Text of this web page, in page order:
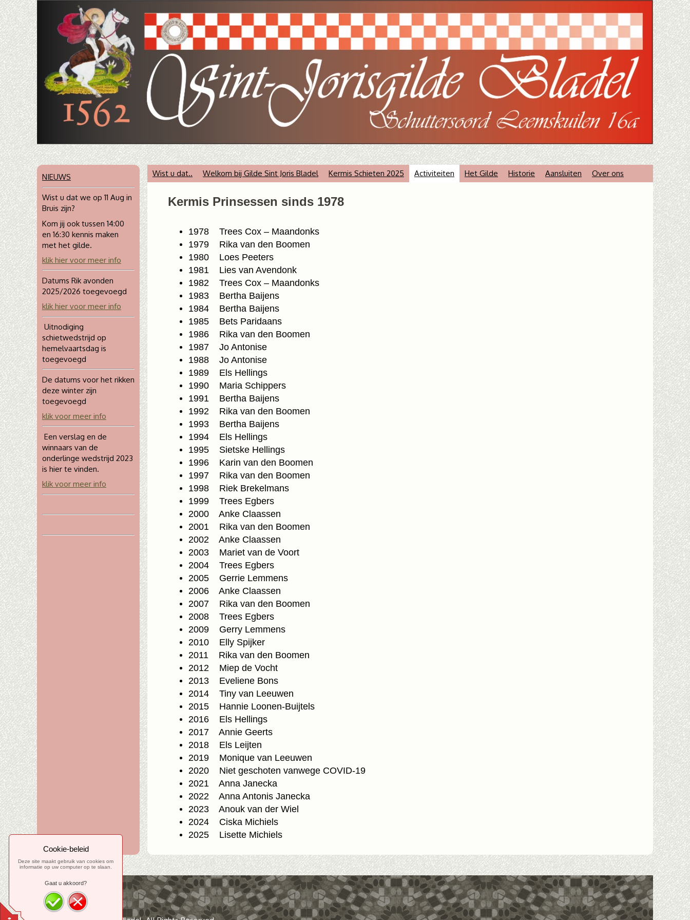
NIEUWS
Wist u dat we op 11 Aug in
Bruis zijn?
Kom jij ook tussen 14:00
en 16:30 kennis maken
met het gilde.
klik hier voor meer info
Datums Rik avonden
2025/2026 toegevoegd
klik hier voor meer info
Uitnodiging
schietwedstrijd op
hemelvaartsdag is
toegevoegd
De datums voor het rikken
deze winter zijn
toegevoegd
klik voor meer info
Een verslag en de
winnaars van de
onderlinge wedstrijd 2023
is hier te vinden.
klik voor meer info
Wist u dat.. Welkom bij Gilde Sint Joris Bladel Kermis Schieten 2025 Activiteiten Het Gilde Historie Aansluiten Over ons
Kermis Prinsessen sinds 1978
1978 Trees Cox – Maandonks
1979 Rika van den Boomen
1980 Loes Peeters
1981 Lies van Avendonk
1982 Trees Cox – Maandonks
1983 Bertha Baijens
1984 Bertha Baijens
1985 Bets Paridaans
1986 Rika van den Boomen
1987 Jo Antonise
1988 Jo Antonise
1989 Els Hellings
1990 Maria Schippers
1991 Bertha Baijens
1992 Rika van den Boomen
1993 Bertha Baijens
1994 Els Hellings
1995 Sietske Hellings
1996 Karin van den Boomen
1997 Rika van den Boomen
1998 Riek Brekelmans
1999 Trees Egbers
2000 Anke Claassen
2001 Rika van den Boomen
2002 Anke Claassen
2003 Mariet van de Voort
2004 Trees Egbers
2005 Gerrie Lemmens
2006 Anke Claassen
2007 Rika van den Boomen
2008 Trees Egbers
2009 Gerry Lemmens
2010 Elly Spijker
2011 Rika van den Boomen
2012 Miep de Vocht
2013 Eveliene Bons
2014 Tiny van Leeuwen
2015 Hannie Loonen-Buijtels
2016 Els Hellings
2017 Annie Geerts
2018 Els Leijten
2019 Monique van Leeuwen
2020 Niet geschoten vanwege COVID-19
2021 Anna Janecka
2022 Anna Antonis Janecka
2023 Anouk van der Wiel
2024 Ciska Michiels
2025 Lisette Michiels
Bladel, Nederland
Cookie-beleid
Deze site maakt gebruik van cookies om
informatie op uw computer op te slaan.
Gaat u akkoord?